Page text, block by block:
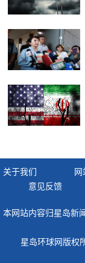
关于我们 网
意见反馈
本网站内容归星岛新
星岛环球网版权